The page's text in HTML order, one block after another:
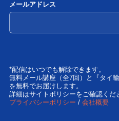
メールアドレス
*配信はいつでも解除できます。
無料メール講座（全7回）と『タイ
を無料でお届けします。
詳細はサイトポリシーをご確認くだ
プライバシーポリシー / 会社概要